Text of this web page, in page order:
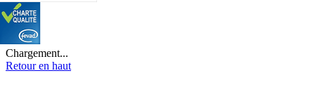
Chargement...
Retour en haut